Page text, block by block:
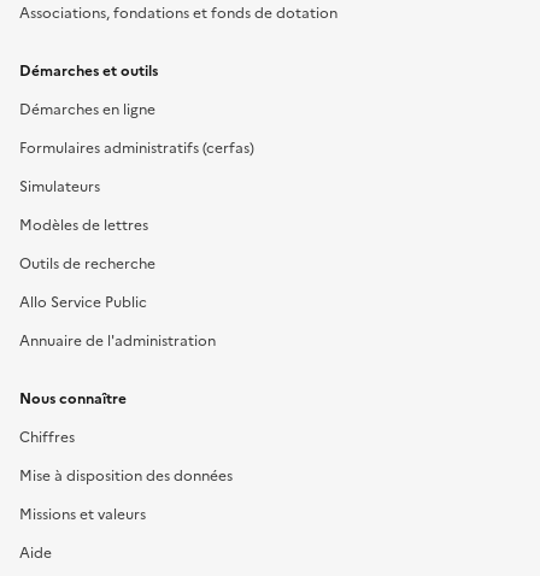
Associations, fondations et fonds de dotation
Démarches et outils
Démarches en ligne
Formulaires administratifs (cerfas)
Simulateurs
Modèles de lettres
Outils de recherche
Allo Service Public
Annuaire de l'administration
Nous connaître
Chiffres
Mise à disposition des données
Missions et valeurs
Aide